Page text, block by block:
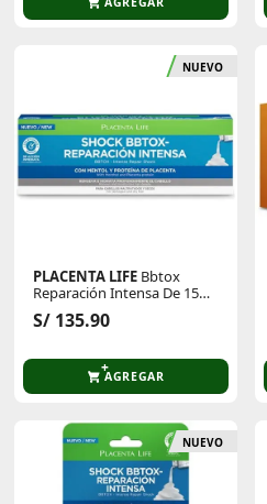
NUEVO
PLACENTA LIFE Bbtox
Reparación Intensa De 15
Ml Caja X 12 Unids
S/ 135.90
AGREGAR
NUEVO